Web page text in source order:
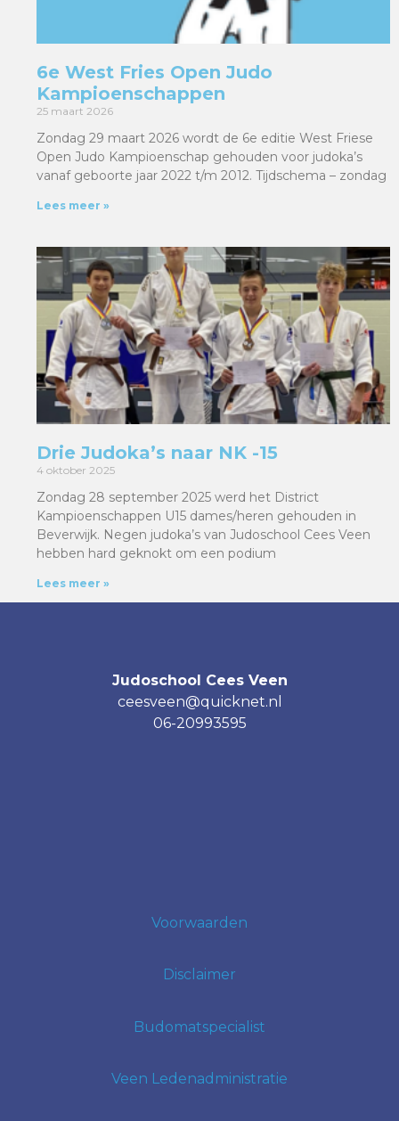
6e West Fries Open Judo
Kampioenschappen
25 maart 2026
Zondag 29 maart 2026 wordt de 6e editie West Friese
Open Judo Kampioenschap gehouden voor judoka’s
vanaf geboorte jaar 2022 t/m 2012. Tijdschema – zondag
Lees meer »
Drie Judoka’s naar NK -15
4 oktober 2025
Zondag 28 september 2025 werd het District
Kampioenschappen U15 dames/heren gehouden in
Beverwijk. Negen judoka’s van Judoschool Cees Veen
hebben hard geknokt om een podium
Lees meer »
Judoschool Cees Veen
ceesveen@quicknet.nl
06-20993595
Voorwaarden
Disclaimer
Budomatspecialist
Veen Ledenadministratie